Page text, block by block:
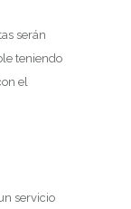
serán
teniendo
el
servicio